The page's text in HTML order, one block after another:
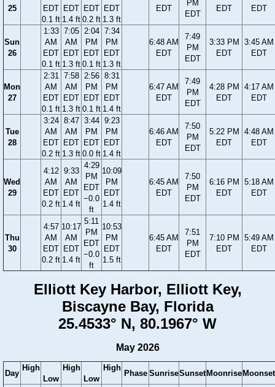
25
EDT
0.1 ft
EDT
1.4 ft
EDT
0.2 ft
EDT
1.3 ft
EDT
PM
EDT
EDT
EDT
Sun
26
1:33
AM
EDT
0.1 ft
7:05
AM
EDT
1.3 ft
2:04
PM
EDT
0.1 ft
7:34
PM
EDT
1.3 ft
6:48 AM
EDT
7:49
PM
EDT
3:33 PM
EDT
3:45 AM
EDT
Mon
27
2:31
AM
EDT
0.1 ft
7:58
AM
EDT
1.3 ft
2:56
PM
EDT
0.1 ft
8:31
PM
EDT
1.4 ft
6:47 AM
EDT
7:49
PM
EDT
4:28 PM
EDT
4:17 AM
EDT
Tue
28
3:24
AM
EDT
0.2 ft
8:47
AM
EDT
1.3 ft
3:44
PM
EDT
0.0 ft
9:23
PM
EDT
1.4 ft
6:46 AM
EDT
7:50
PM
EDT
5:22 PM
EDT
4:48 AM
EDT
Wed
29
4:12
AM
EDT
0.2 ft
9:33
AM
EDT
1.4 ft
4:29
PM
EDT
−0.0
ft
10:09
PM
EDT
1.4 ft
6:45 AM
EDT
7:50
PM
EDT
6:16 PM
EDT
5:18 AM
EDT
Thu
30
4:57
AM
EDT
0.2 ft
10:17
AM
EDT
1.4 ft
5:11
PM
EDT
−0.0
ft
10:53
PM
EDT
1.5 ft
6:45 AM
EDT
7:51
PM
EDT
7:10 PM
EDT
5:49 AM
EDT
Elliott Key Harbor, Elliott Key,
Biscayne Bay, Florida
25.4533° N, 80.1967° W
May 2026
Day
High
Low
High
Low
High
Phase SunriseSunset Moonrise Moonset